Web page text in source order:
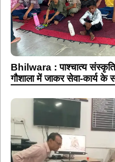
Bhilwara : पाश्चात्य
गौशाला में जाकर सेवा-कार्य के